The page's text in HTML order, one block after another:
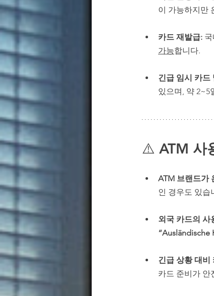
이 가능하지만
카드 재발급:
가능합니다.
긴급 임시 카드
있으며, 약 2~5
⚠️ ATM 사
ATM 브랜드가
인 경우도 있습
외국 카드의 사
“Ausländische
긴급 상황 대비
카드 준비가 안